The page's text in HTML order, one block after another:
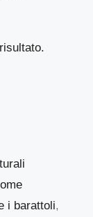
i barattoli,